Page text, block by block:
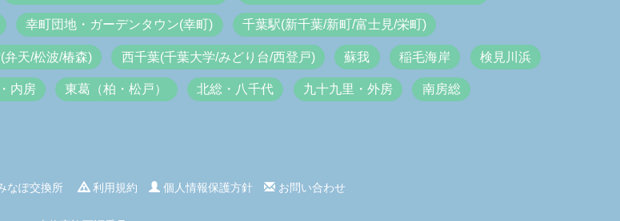
幸町団地・ガーデンタウン(幸町) 千葉駅(新千葉/新町/富士見/栄町)
弁天/松波/椿森) 西千葉(千葉大学/みどり台/西登戸) 蘇我 稲毛海岸 検見川浜
内房 東葛（柏・松戸） 北総・八千代 九十九里・外房 南房総
なぽ交換所 利用規約 個人情報保護方針 お問い合わせ